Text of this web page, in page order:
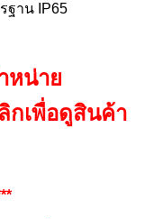
ฐาน IP65
หน่าย
กเพื่อดูสินค้า